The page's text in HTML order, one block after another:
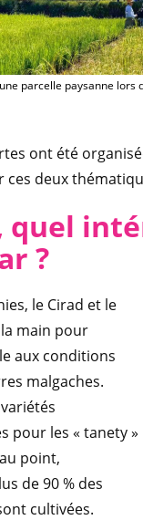
parcelle paysanne lors
ont été
ces deux
quel
?
le Cirad et le
main pour
aux conditions
malgaches.
pour les « tanety »
point,
de 90 % des
cultivées.